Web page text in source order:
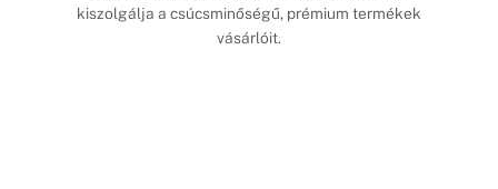
kiszolgálja a csúcsminőségű, prémium termékek
vásárlóit.